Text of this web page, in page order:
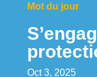
Mot du jour
Oct 3, 2025